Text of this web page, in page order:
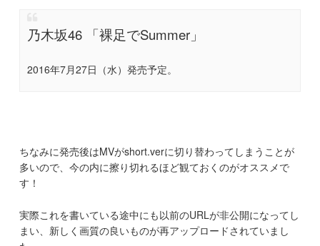
乃木坂46 「裸足でSummer」
2016年7月27日（水）発売予定。
ちなみに発売後はMVがshort.verに切り替わってしまうことが
多いので、今の内に擦り切れるほど観ておくのがオススメで
す！
実際これを書いている途中にも以前のURLが非公開になってし
まい、新しく画質の良いものが再アップロードされていまし